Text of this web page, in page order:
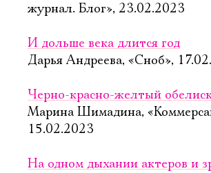
журнал. Блог», 23.02.2023
И дольше века длится год
Дарья Андреева, «Сноб»,
Черно-красно-желтый
Марина Шимадина,
15.02.2023
На одном дыхании актеров и